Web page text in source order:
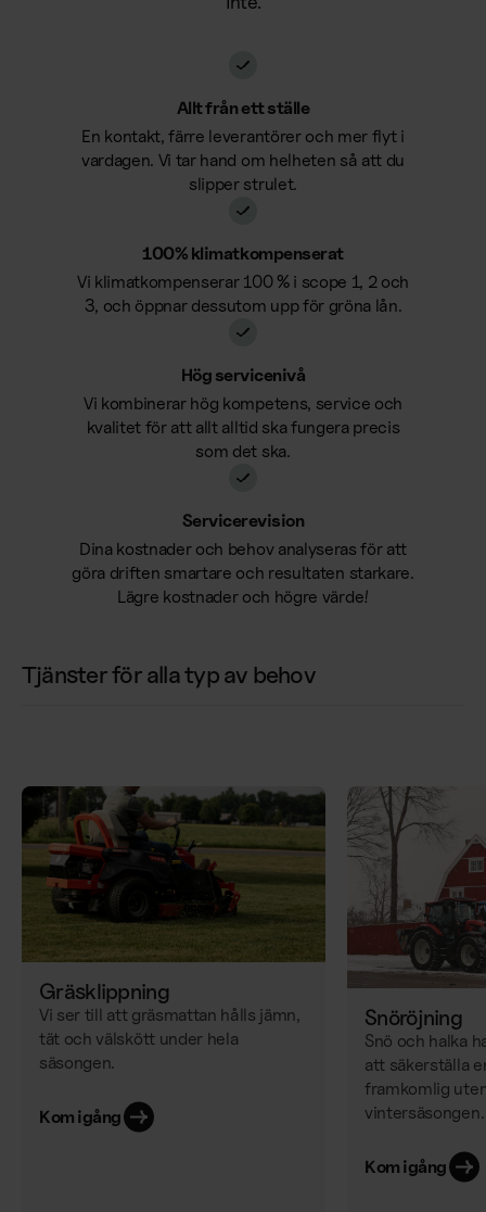
Mensskydd
Profilprodukter
Alla våra kontorstjänster
Se alla tjänster samlade på en sida
Kaffemaskiner
Receptionist
Förbrukningsmaterial
Allt från ett ställe
En kontakt, färre leverantörer och mer flyt i
vardagen. Vi tar hand om helheten så att du
slipper strulet.
100% klimatkompenserat
Vi klimatkompenserar 100 % i scope 1, 2 och
3, och öppnar dessutom upp för gröna lån.
Hög servicenivå
Vi kombinerar hög kompetens, service och
kvalitet för att allt alltid ska fungera precis
som det ska.
Servicerevision
Dina kostnader och behov analyseras för att
göra driften smartare och resultaten starkare.
Lägre kostnader och högre värde!
Tjänster för alla typ av behov
Gräsklippning
Vi ser till att gräsmattan hålls jämn,
tät och välskött under hela
säsongen.
Kom igång
Snöröjning
Snö och halka
att säkerställa
framkomlig
vintersäsongen.
Kom igång